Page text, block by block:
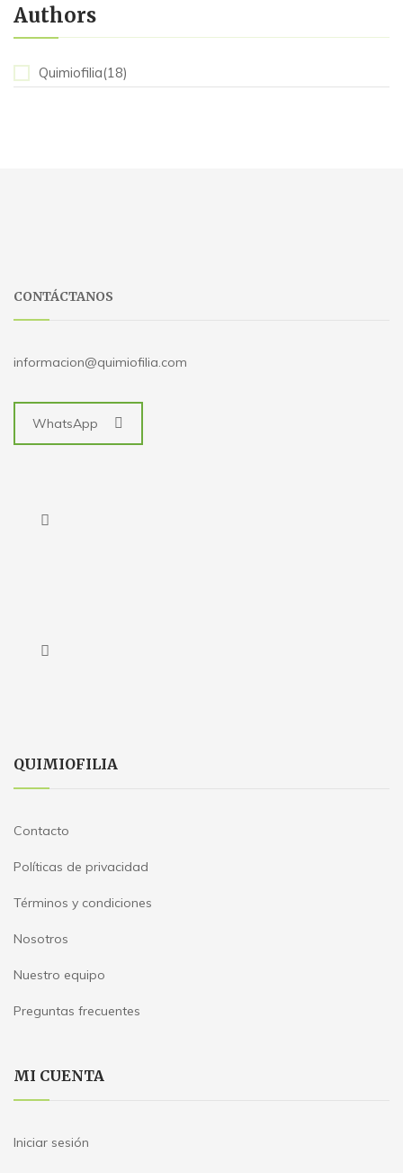
Authors
Quimiofilia(18)
CONTÁCTANOS
informacion@quimiofilia.com
WhatsApp
QUIMIOFILIA
Contacto
Políticas de privacidad
Términos y condiciones
Nosotros
Nuestro equipo
Preguntas frecuentes
MI CUENTA
Iniciar sesión